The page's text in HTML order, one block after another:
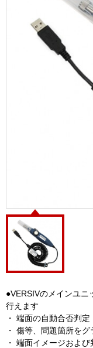
●VERSIVのメインユ
行えます
・ 端面の自動合否判定
・ 傷等、問題箇所を
・ 端面イメージおよ